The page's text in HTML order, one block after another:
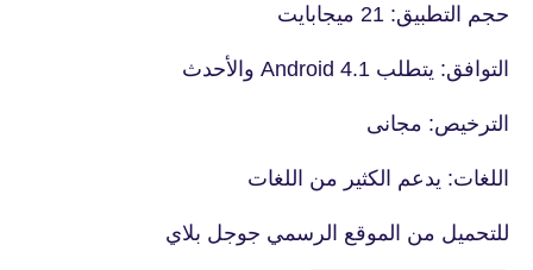
حجم التطبيق: 21 ميجابايت
التوافق: يتطلب Android 4.1 والأحدث
الترخيص: مجانى
اللغات: يدعم الكثير من اللغات
للتحميل من الموقع الرسمي جوجل بلاي